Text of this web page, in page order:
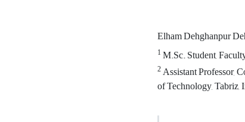
Elham Dehghanpur
1M.Sc. Student,
2Assistant Professor,
of Technology, Tabriz,